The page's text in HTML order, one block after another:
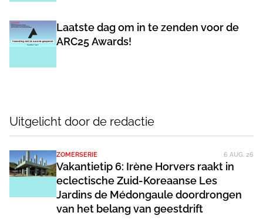
Laatste dag om in te zenden voor de
ARC25 Awards!
Uitgelicht door de redactie
ZOMERSERIE 6 AUG. 26
Vakantietip 6: Irène Horvers raakt in
eclectische Zuid-Koreaanse Les
Jardins de Médongaule doordrongen
van het belang van geestdrift